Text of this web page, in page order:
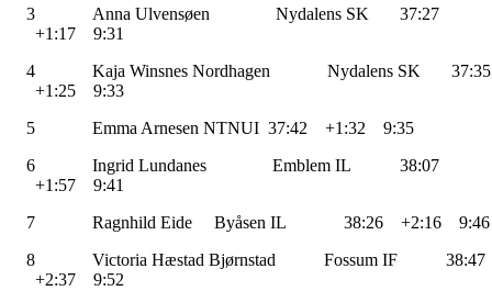
3 Anna Ulvensøen Nydalens SK 37:27
+1:17 9:31
4 Kaja Winsnes Nordhagen Nydalens SK
+1:25 9:33
5 Emma Arnesen NTNUI 37:42 +1:32 9:35
6 Ingrid Lundanes Emblem IL 38:07
+1:57 9:41
7 Ragnhild Eide Byåsen IL 38:26 +2:16
8 Victoria Hæstad Bjørnstad Fossum IF 38:47
+2:37 9:52